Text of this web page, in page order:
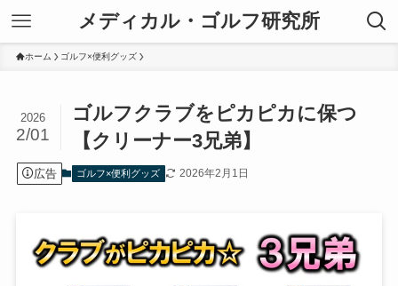
メディカル・ゴルフ研究所
ホーム ゴルフ×便利グッズ
ゴルフクラブをピカピカに保つ
【クリーナー3兄弟】
2026
2/01
広告 ゴルフ×便利グッズ 2026年2月1日